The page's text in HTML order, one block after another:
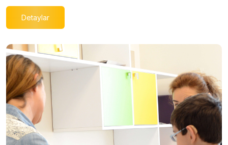
Detaylar